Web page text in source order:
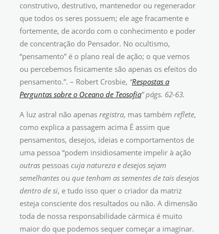
construtivo, destrutivo, mantenedor ou regenerador
que todos os seres possuem; ele age fracamente e
fortemente, de acordo com o conhecimento e poder
de concentração do Pensador. No ocultismo,
“pensamento” é o plano real de ação; o que vemos
ou percebemos fisicamente são apenas os efeitos do
pensamento.”. – Robert Crosbie, “Respostas a
Perguntas sobre o Oceano de Teosofia”págs. 62-63.
A luz astral não apenas registra, mas também reflete,
como explica a passagem acima É assim que
pensamentos, desejos, ideias e comportamentos de
uma pessoa “podem insidiosamente impelir à ação
outras pessoas cuja natureza e desejos sejam
semelhantes ou que tenham as sementes de tais desejos
dentro de si, e tudo isso quer o criador da matriz
esteja consciente dos resultados ou não. A dimensão
toda de nossa responsabilidade cármica é muito
maior do que podemos sequer começar a imaginar.